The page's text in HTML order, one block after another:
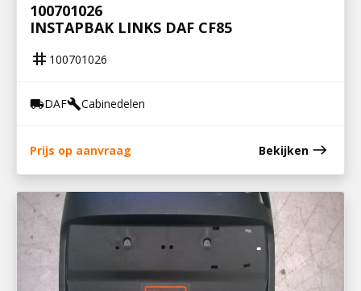
100701026
INSTAPBAK LINKS DAF CF85
tag 100701026
local_shippingDAFbuildCabinedelen
Prijs op aanvraag Bekijken east